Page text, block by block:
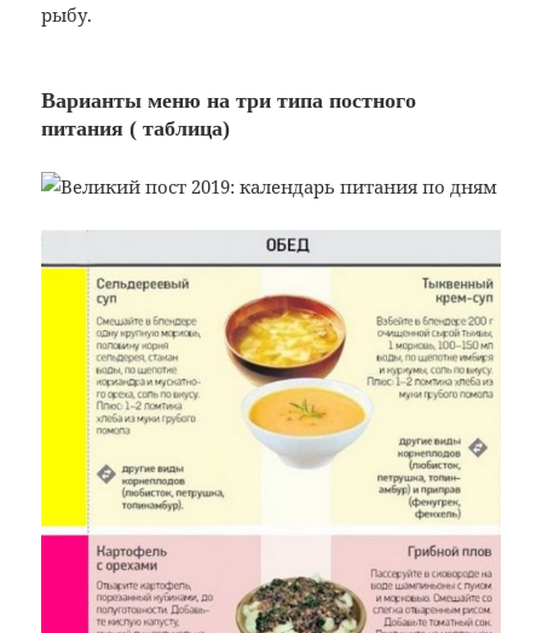
рыбу.
Варианты меню на три типа постного
питания ( таблица)